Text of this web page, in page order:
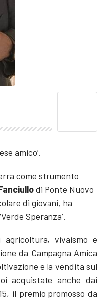
amico’.
come strumento
di Ponte Nuovo
di giovani, ha
Speranza’.
vivaismo e
da Campagna Amica
e la vendita sul
acquistate anche dai
il premio promosso da